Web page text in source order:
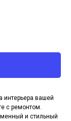
интерьера вашей
с ремонтом.
и стильный